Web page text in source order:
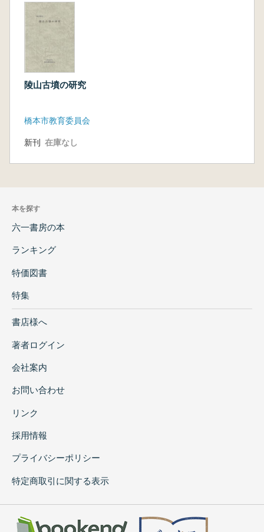
陵山古墳の研究
橋本市教育委員会
新刊 在庫なし
本を探す
六一書房の本
ランキング
特価図書
特集
書店様へ
著者ログイン
会社案内
お問い合わせ
リンク
採用情報
プライバシーポリシー
特定商取引に関する表示